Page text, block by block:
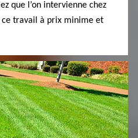
que l’on intervienne chez
ce travail à prix minime et